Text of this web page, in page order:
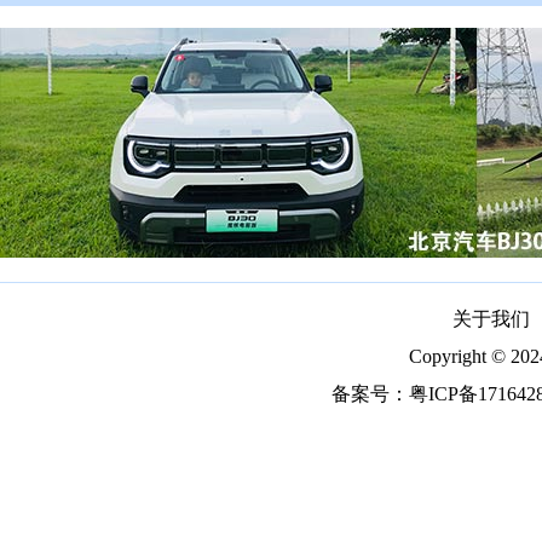
关于我们
Copyright ©
备案号： 粤ICP备